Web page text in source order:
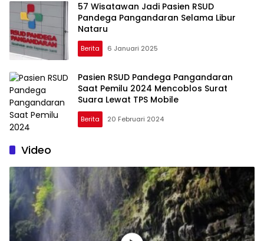
57 Wisatawan Jadi Pasien RSUD
Pandega Pangandaran Selama Libur
Nataru
Berita 6 Januari 2025
Pasien RSUD Pandega Pangandaran
Saat Pemilu 2024 Mencoblos Surat
Suara Lewat TPS Mobile
Berita 20 Februari 2024
Video